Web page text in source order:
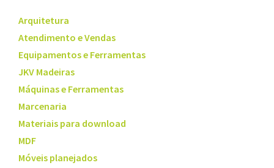
Arquitetura
Atendimento e Vendas
Equipamentos e Ferramentas
JKV Madeiras
Máquinas e Ferramentas
Marcenaria
Materiais para download
MDF
Móveis planejados